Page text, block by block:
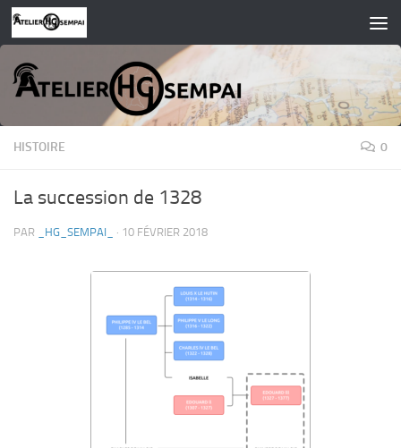
Skip to content
HISTOIRE 0
La succession de 1328
PAR _HG_SEMPAI_ · 10 FÉVRIER 2018